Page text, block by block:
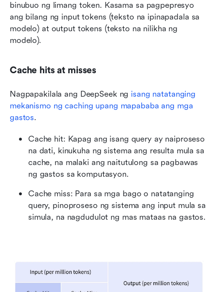
binubuo ng limang token. Kasama sa pagpepresyo
ang bilang ng input tokens (teksto na ipinapadala sa
modelo) at output tokens (teksto na nilikha ng
modelo).
Cache hits at misses
Nagpapakilala ang DeepSeek ng isang natatanging
mekanismo ng caching upang mapababa ang mga
gastos.
Cache hit: Kapag ang isang query ay naiproseso
na dati, kinukuha ng sistema ang resulta mula sa
cache, na malaki ang naitutulong sa pagbawas
ng gastos sa komputasyon.
Cache miss: Para sa mga bago o natatanging
query, pinoproseso ng sistema ang input mula sa
simula, na nagdudulot ng mas mataas na gastos.